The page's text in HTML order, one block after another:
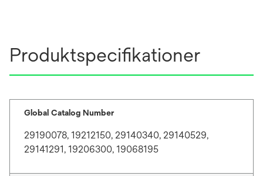
Produktspecifikationer
Global Catalog Number
29190078, 19212150, 29140340, 29140529,
29141291, 19206300, 19068195